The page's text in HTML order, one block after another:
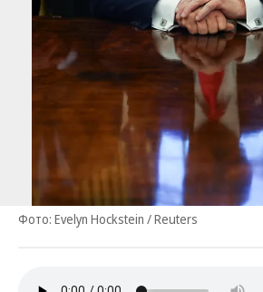
Фото: Evelyn Hockstein / Reuters